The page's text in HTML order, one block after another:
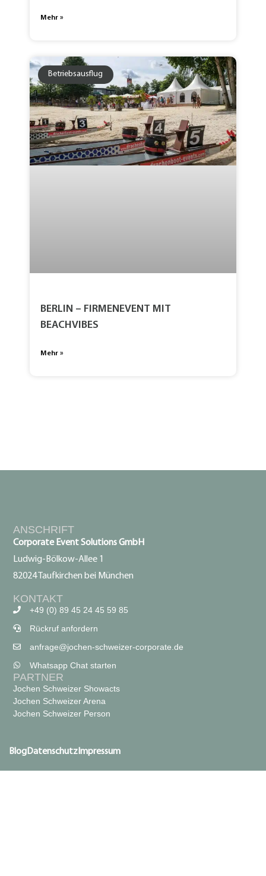
Mehr »
Betriebsausflug
BERLIN – FIRMENEVENT MIT
BEACHVIBES
Mehr »
ANSCHRIFT
Corporate Event Solutions GmbH
Ludwig-Bölkow-Allee 1
82024 Taufkirchen bei München
KONTAKT
+49 (0) 89 45 24 45 59 85
Rückruf anfordern
anfrage@jochen-schweizer-corporate.de
Whatsapp Chat starten
PARTNER
Jochen Schweizer Showacts
Jochen Schweizer Arena
Jochen Schweizer Person
BlogDatenschutzImpressum